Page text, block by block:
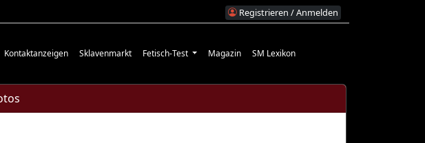
Registrieren / Anmelden
Kontaktanzeigen Sklavenmarkt Fetisch-Test Magazin SM Lexikon